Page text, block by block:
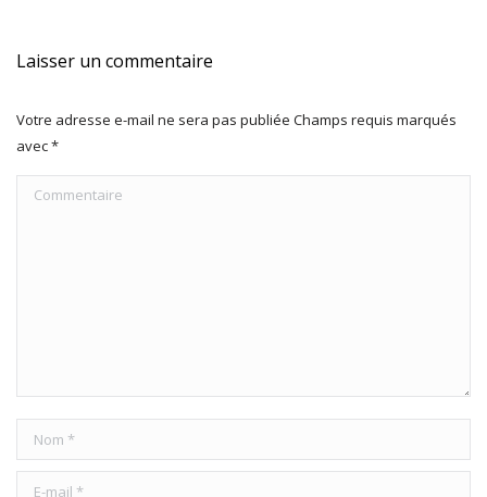
Laisser un commentaire
Votre adresse e-mail ne sera pas publiée Champs requis marqués
avec*
Commentaire
Nom *
E-mail *